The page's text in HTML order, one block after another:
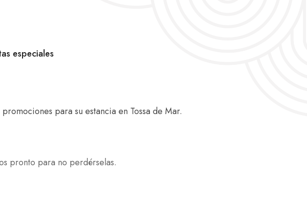
especiales
para su estancia en Tossa de Mar.
pronto para no perdérselas.